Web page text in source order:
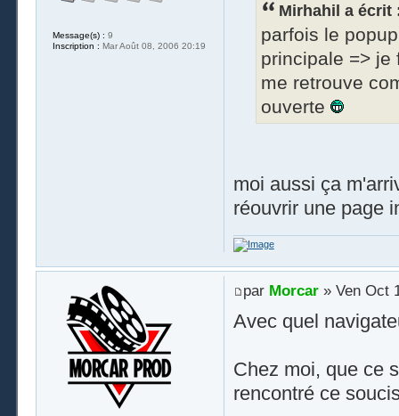
Mirhahil a écrit
parfois le
principale => je
me retrouve
ouverte
moi aussi ça
réouvrir une page
Message(s) : 9
Inscription : Mar Août 08, 2006 20:19
par Morcar» Ven Oct
Avec quel
Chez moi, que ce
rencontré ce